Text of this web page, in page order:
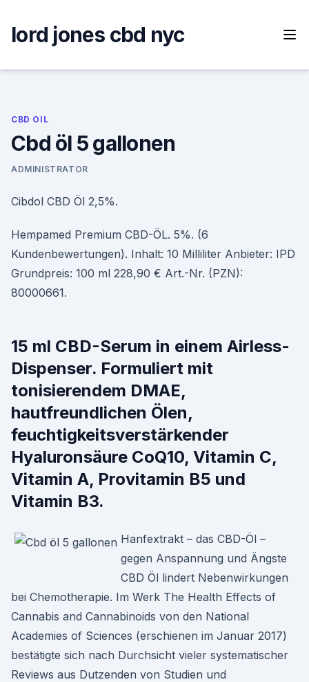
content
lord jones cbd nyc
CBD OIL
Cbd öl 5 gallonen
ADMINISTRATOR
Cibdol CBD Öl 2,5%.
Hempamed Premium CBD-ÖL. 5%. (6
Kundenbewertungen). Inhalt: 10 Milliliter Anbieter: IPD
Grundpreis: 100 ml 228,90 € Art.-Nr. (PZN):
80000661.
15 ml CBD-Serum in einem Airless-
Dispenser. Formuliert mit
tonisierendem DMAE,
hautfreundlichen Ölen,
feuchtigkeitsverstärkender
Hyaluronsäure CoQ10, Vitamin C,
Vitamin A, Provitamin B5 und
Vitamin B3.
Hanfextrakt – das CBD-Öl –
gegen Anspannung und Ängste
CBD Öl lindert Nebenwirkungen
bei Chemotherapie. Im Werk The Health Effects of
Cannabis and Cannabinoids von den National
Academies of Sciences (erschienen im Januar 2017)
bestätigte sich nach Durchsicht vieler systematischer
Reviews aus Dutzenden von Studien und